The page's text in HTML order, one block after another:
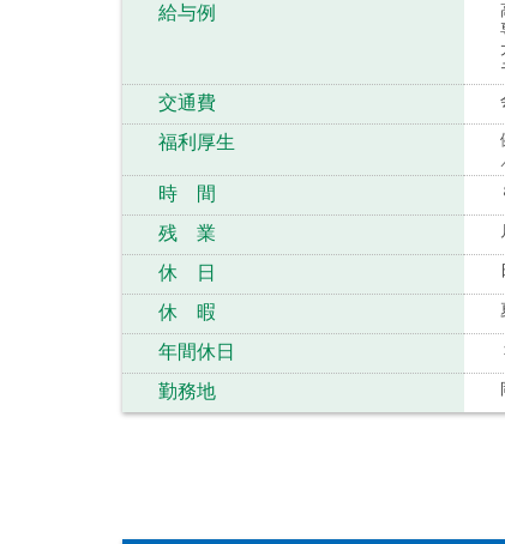
給与例
交通費
福利厚生
時 間
残 業
休 日
休 暇
年間休日
勤務地